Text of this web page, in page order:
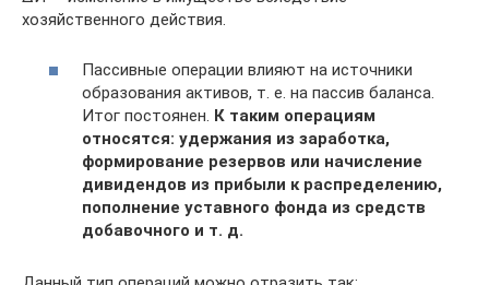
хозяйственного действия.
Пассивные операции влияют на источники
образования активов, т. е. на пассив баланса.
Итог постоянен. К таким операциям
относятся: удержания из заработка,
формирование резервов или начисление
дивидендов из прибыли к распределению,
пополнение уставного фонда из средств
добавочного и т. д.